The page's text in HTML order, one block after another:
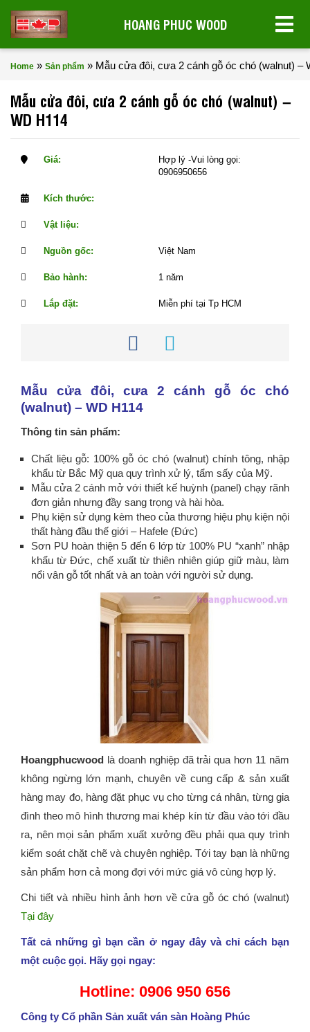
HOANG PHUC WOOD
Home » Sản phẩm » Mẫu cửa đôi, cưa 2 cánh gỗ óc chó (walnut) –
Mẫu cửa đôi, cưa 2 cánh gỗ óc chó (walnut) –
WD H114
Giá:
Hợp lý -Vui lòng gọi:
0906950656
Kích thước:
Vật liệu:
Nguồn gốc: Việt Nam
Bảo hành: 1 năm
Lắp đặt: Miễn phí tại Tp HCM
Mẫu cửa đôi, cưa 2 cánh gỗ óc chó
(walnut) – WD H114
Thông tin sản phẩm:
Chất liệu gỗ: 100% gỗ óc chó (walnut) chính tông, nhập
khẩu từ Bắc Mỹ qua quy trình xử lý, tẩm sấy của Mỹ.
Mẫu cửa 2 cánh mở với thiết kế huỳnh (panel) chạy rãnh
đơn giản nhưng đầy sang trọng và hài hòa.
Phụ kiện sử dụng kèm theo của thương hiệu phụ kiện nội
thất hàng đầu thế giới – Hafele (Đức)
Sơn PU hoàn thiện 5 đến 6 lớp từ 100% PU “xanh” nhập
khẩu từ Đức, chế xuất từ thiên nhiên giúp giữ màu, làm
nổi vân gỗ tốt nhất và an toàn với người sử dụng.
Hoangphucwood là doanh nghiệp đã trải qua hơn 11 năm
không ngừng lớn mạnh, chuyên về cung cấp & sản xuất
hàng may đo, hàng đặt phục vụ cho từng cá nhân, từng gia
đình theo mô hình thương mai khép kín từ đầu vào tới đầu
ra, nên mọi sản phẩm xuất xưởng đều phải qua quy trình
kiểm soát chặt chẽ và chuyên nghiệp. Tới tay bạn là những
sản phẩm hơn cả mong đợi với mức giá vô cùng hợp lý.
Chi tiết và nhiều hình ảnh hơn về cửa gỗ óc chó (walnut)
Tại đây
Tất cả những gì bạn cần ở ngay đây và chỉ cách bạn
một cuộc gọi. Hãy gọi ngay:
Hotline: 0906 950 656
Công ty Cổ phần Sản xuất ván sàn Hoàng Phúc